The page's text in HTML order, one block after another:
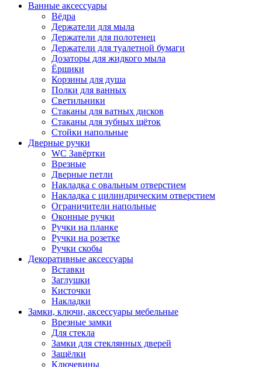
Ванные аксессуары
Вёдра
Держатели для мыла
Держатели для полотенец
Держатели для туалетной бумаги
Дозаторы для жидкого мыла
Ёршики
Корзины для душа
Полки для ванных
Светильники
Стаканы для ватных дисков
Стаканы для зубных щёток
Стойки напольные
Дверные ручки
WC Завёртки
Врезные
Дверные петли
Накладка с овальным отверстием
Накладка с цилиндрическим отверстием
Ограничители напольные
Оконные ручки
Ручки на планке
Ручки на розетке
Ручки скобы
Декоративные аксессуары
Вставки
Заглушки
Кисточки
Накладки
Замки, ключи, аксессуары мебельные
Врезные замки
Для стекла
Замки для стеклянных дверей
Защёлки
Ключевины